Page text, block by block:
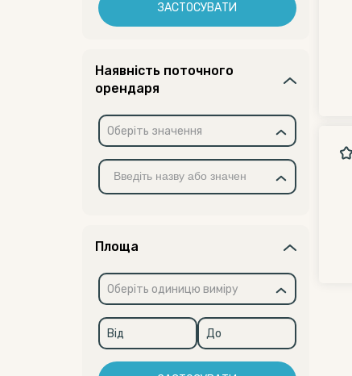
ЗАСТОСУВАТИ
Наявність поточного
орендаря
Оберіть значення
Площа
Оберіть одиницю виміру